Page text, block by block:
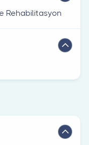
Rehabilitasyon